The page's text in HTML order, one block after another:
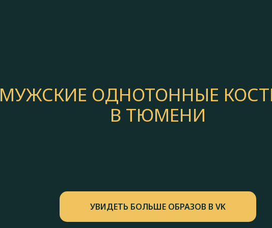
МУЖСКИЕ ОДНОТОННЫЕ
В ТЮМЕНИ
УВИДЕТЬ БОЛЬШЕ ОБРАЗОВ В VK